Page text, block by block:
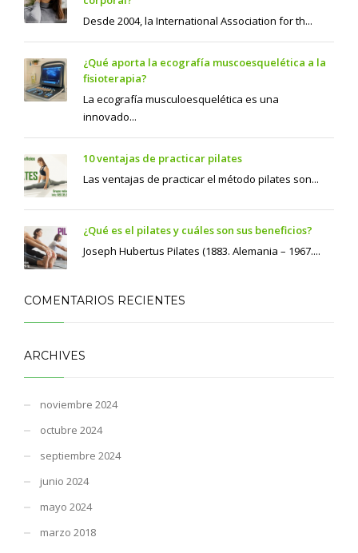
Desde 2004, la International Association for th...
¿Qué aporta la ecografía muscoesquelética a la
fisioterapia?
La ecografía musculoesquelética es una
innovado...
10 ventajas de practicar pilates
Las ventajas de practicar el método pilates son...
¿Qué es el pilates y cuáles son sus beneficios?
Joseph Hubertus Pilates (1883. Alemania – 1967....
COMENTARIOS RECIENTES
ARCHIVES
noviembre 2024
octubre 2024
septiembre 2024
junio 2024
mayo 2024
marzo 2018